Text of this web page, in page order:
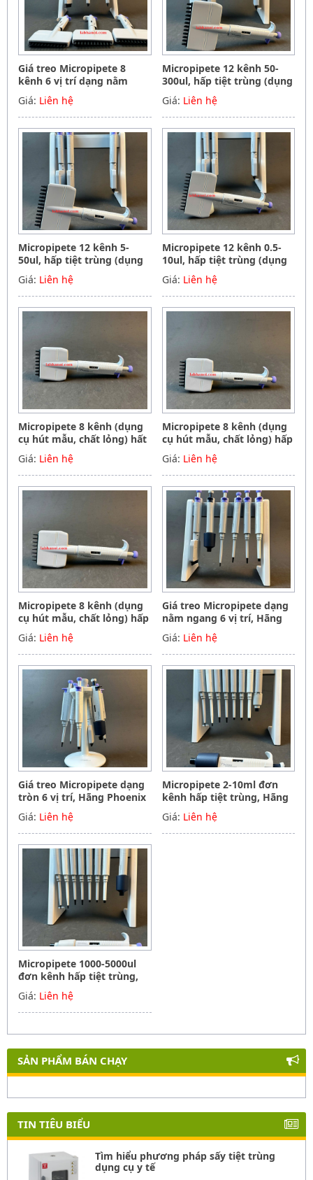
Giá treo Micropipete 8
kênh 6 vị trí dạng nằm
ngang, Hãng Phoenix
instrument Germany
Giá: Liên hệ
Micropipete 12 kênh 50-
300ul, hấp tiệt trùng (dụng
cụ hút mẫu, chất lỏng),
Hãng Phoenix instrument
Germany
Giá: Liên hệ
Micropipete 12 kênh 5-
50ul, hấp tiệt trùng (dụng
cụ hút mẫu, chất lỏng),
Hãng Phoenix instrument
Germany
Giá: Liên hệ
Micropipete 12 kênh 0.5-
10ul, hấp tiệt trùng (dụng
cụ hút mẫu, chất lỏng),
Hãng Phoenix instrument
Germany
Giá: Liên hệ
Micropipete 8 kênh (dụng
cụ hút mẫu, chất lỏng) hất
tiệt trùng 50-300ul, Hãng
Phoenix instrument
Germany
Giá: Liên hệ
Micropipete 8 kênh (dụng
cụ hút mẫu, chất lỏng) hấp
tiệt trùng 5-50ul, Hãng
Phoenix instrument
Germany
Giá: Liên hệ
Micropipete 8 kênh (dụng
cụ hút mẫu, chất lỏng) hấp
tiệt trùng 0.5-10ul, Hãng
Phoenix instrument
Germany
Giá: Liên hệ
Giá treo Micropipete dạng
nằm ngang 6 vị trí, Hãng
Phoenix instrument
Germany
Giá: Liên hệ
Giá treo Micropipete dạng
tròn 6 vị trí, Hãng Phoenix
instrument Germany
Giá: Liên hệ
Micropipete 2-10ml đơn
kênh hấp tiệt trùng, Hãng
Phoenix instrument
Germany
Giá: Liên hệ
Micropipete 1000-5000ul
đơn kênh hấp tiệt trùng,
Hãng Phoenix instrument
Germany
Giá: Liên hệ
SẢN PHẨM BÁN CHẠY
TIN TIÊU BIỂU
Tìm hiểu phương pháp sấy tiệt trùng
dụng cụ y tế